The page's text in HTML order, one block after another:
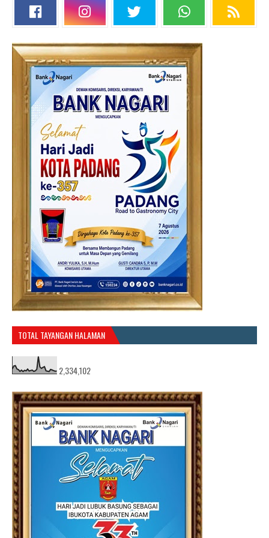
TOTAL TAYANGAN HALAMAN
2,334,102